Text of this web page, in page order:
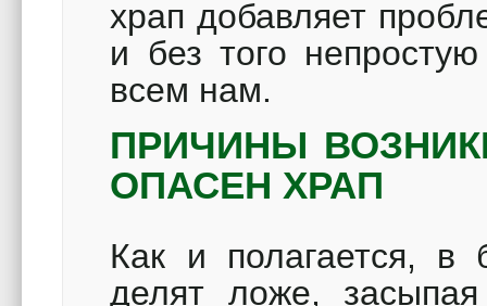
храп добавляет
и без того
всем нам.
ПРИЧИНЫ
ОПАСЕН ХРАП
Как и полагается, в
делят ложе,